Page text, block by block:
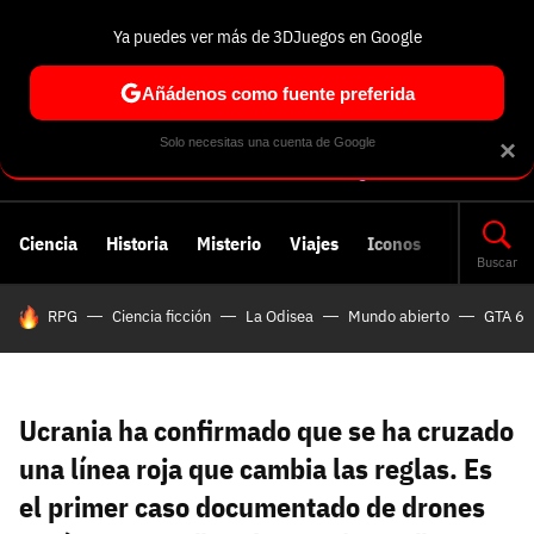
Ciencia Historia Misterio Viajes Iconos
Buscar
HOY SE HABLA DE
RPG Ciencia ficción La Odisea Mundo abierto GTA 6
Ucrania ha confirmado que se ha cruzado
una línea roja que cambia las reglas. Es
el primer caso documentado de drones
Entra en 3DJuegos
Correo electrónico
Contraseña
Entra con Google
Regístrate en 3DJuegos
Correo electrónico
Contraseña (mínimo 6 caracteres)
Repetir contraseña
Nombre de usuario
Se usa para la dirección de tu página de usuario.
Piénsalo bien porque no podrás cambiarlo. Mínimo 3
Recuperar contraseña
Correo electrónico
Recuperar contraseña Cancelar
Te enviaremos un correo electrónico con un
Correo electrónico asociado a tu cuenta de
Facebook:
×
Ya puedes ver más de 3DJuegos en Google
Añádenos como fuente preferida
Solo necesitas una cuenta de Google